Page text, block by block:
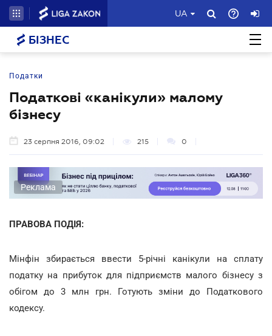
UA
БІЗНЕС
Податки
Податкові «канікули» малому
бізнесу
23 серпня 2016, 09:02 215 0
Реклама
ПРАВОВА ПОДІЯ:
Мінфін збирається ввести 5-річні канікули на сплату
податку на прибуток для підприємств малого бізнесу з
обігом до 3 млн грн. Готують зміни до Податкового
кодексу.